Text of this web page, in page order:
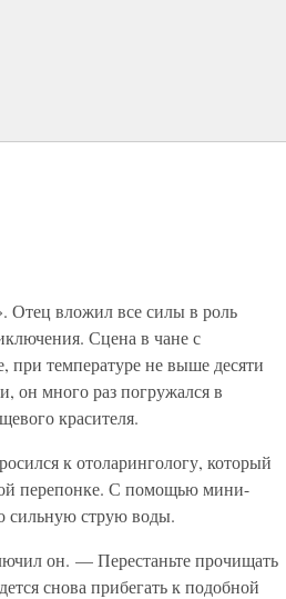
Отец вложил все силы в роль
Сцена в чане с
при температуре не выше десяти
он много раз погружался в
красителя.
к отоларингологу, который
перепонке. С помощью мини-
сильную струю воды.
он. — Перестаньте прочищать
снова прибегать к подобной